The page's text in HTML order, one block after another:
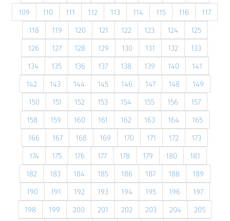
109
110 111 112 113 114 115 116
117
118
119 120 121 122 123 124
125
126
127 128 129 130 131 132
133
134
135 136 137 138 139 140
141
142
143 144 145 146 147 148
149
150
151 152 153 154 155 156
157
158
159 160 161 162 163 164
165
166
167 168 169 170 171 172
173
174
175 176 177 178 179 180
181
182
183 184 185 186 187 188
189
190
191 192 193 194 195 196
197
198
199 200 201 202 203 204
205